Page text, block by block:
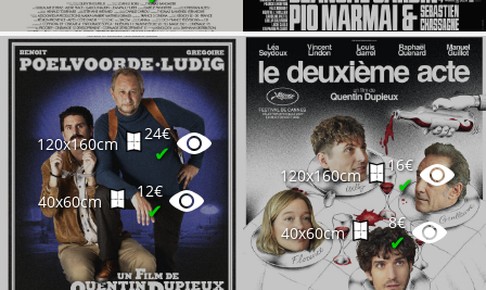
120x160cm
24€
✔
40x60cm
12€
✔
120x160cm
16€
✔
40x60cm
8€
✔